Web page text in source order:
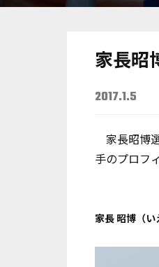
家長昭
2017.1.5
家長昭博
手のプロフ
家長 昭博（